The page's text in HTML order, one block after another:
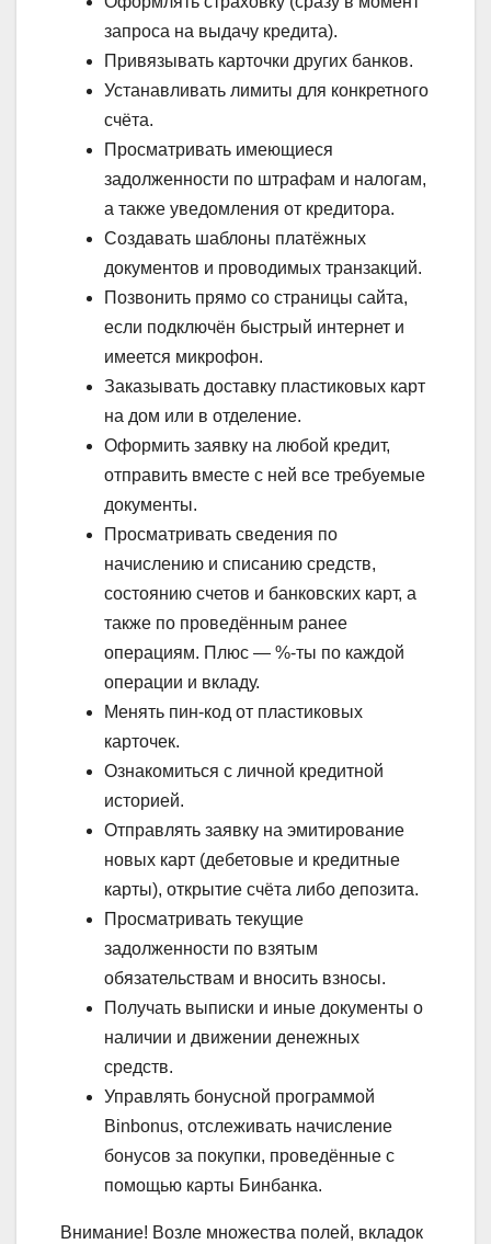
запроса на выдачу кредита).
Привязывать карточки других банков.
Устанавливать лимиты для конкретного
счёта.
Просматривать имеющиеся
задолженности по штрафам и налогам,
а также уведомления от кредитора.
Создавать шаблоны платёжных
документов и проводимых транзакций.
Позвонить прямо со страницы сайта,
если подключён быстрый интернет и
имеется микрофон.
Заказывать доставку пластиковых карт
на дом или в отделение.
Оформить заявку на любой кредит,
отправить вместе с ней все требуемые
документы.
Просматривать сведения по
начислению и списанию средств,
состоянию счетов и банковских карт, а
также по проведённым ранее
операциям. Плюс — %-ты по каждой
операции и вкладу.
Менять пин-код от пластиковых
карточек.
Ознакомиться с личной кредитной
историей.
Отправлять заявку на эмитирование
новых карт (дебетовые и кредитные
карты), открытие счёта либо депозита.
Просматривать текущие
задолженности по взятым
обязательствам и вносить взносы.
Получать выписки и иные документы о
наличии и движении денежных
средств.
Управлять бонусной программой
Binbonus, отслеживать начисление
бонусов за покупки, проведённые с
помощью карты Бинбанка.
Внимание! Возле множества полей, вкладок